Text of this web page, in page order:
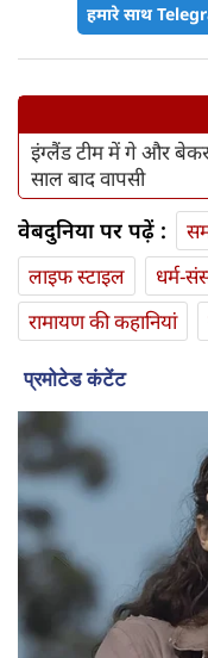
हमारे साथ
इंग्लैंड टीम में गे और
साल बाद वापसी
वेबदुनिया पर पढ़ें :
लाइफ स्‍टाइल
धर्म-
रामायण की कहानियां